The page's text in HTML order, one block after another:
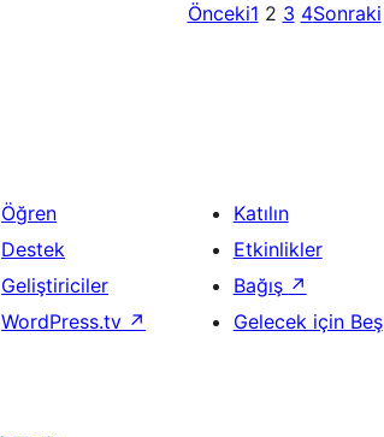
Önceki1 2 3 4Sonraki
Öğren
Destek
Geliştiriciler
WordPress.tv ↗
Katılın
Etkinlikler
Bağış ↗
Gelecek için Beş